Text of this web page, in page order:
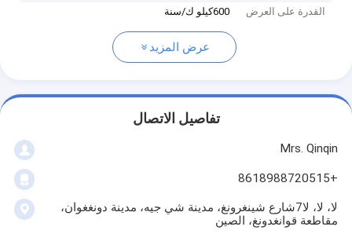
القدرة على العرض
600كيلو ك/سنة
عرض المزيد
تفاصيل الاتصال
Mrs. Qinqin
+8618988720515
لا، لا، لا7شارع شينغرونغ، مدينة شي جيه، مدينة دونغغوان،
مقاطعة قوانغدونغ، الصين